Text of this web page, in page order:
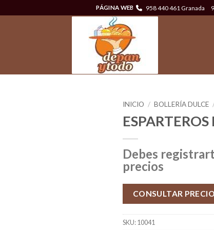
PÁGINA WEB 958 440 461 Granada
INICIO / BOLLERÍA DULCE
Debes
precios
CONSULTAR PRECIO
SKU:10041